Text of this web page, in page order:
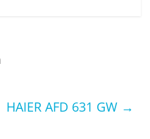
HAIER AFD 631 GW →